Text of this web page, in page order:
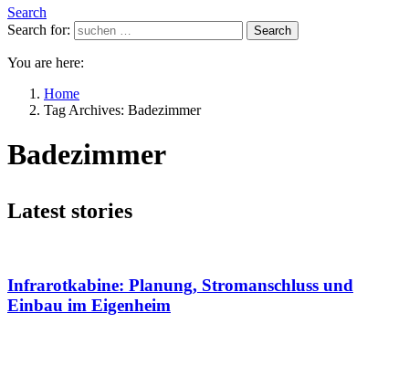
Search
Search for:
Search
You are here:
Home
Tag Archives: Badezimmer
Badezimmer
Latest stories
Infrarotkabine: Planung, Stromanschluss und
Einbau im Eigenheim